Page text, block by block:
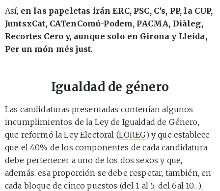
Así, en las papeletas irán ERC, PSC, C’s, PP, la CUP,
JuntsxCat, CATenComú-Podem, PACMA, Diàleg,
Recortes Cero y, aunque solo en Girona y Lleida,
Per un món més just.
Igualdad de género
Las candidaturas presentadas contenían algunos
incumplimientos de la Ley de Igualdad de Género,
que reformó la Ley Electoral (LOREG) y que establece
que el 40% de los componentes de cada candidatura
debe pertenecer a uno de los dos sexos y que,
además, esa proporción se debe respetar, también, en
cada bloque de cinco puestos (del 1 al 5, del 6al 10…),